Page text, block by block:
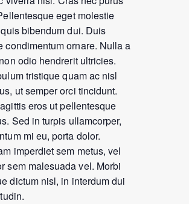
eget molestie
bibendum dui. Duis
condimentum ornare. Nulla a
odio hendrerit ultricies.
tristique quam ac nisl
ut semper orci tincidunt.
eros ut pellentesque
Sed in turpis ullamcorper,
mi eu, porta dolor.
imperdiet sem metus, vel
sem malesuada vel. Morbi
dictum nisl, in interdum dui